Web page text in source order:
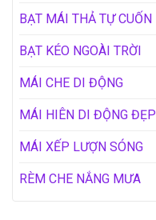
BẠT MÁI THẢ TỰ CUỐN
BẠT KÉO NGOÀI TRỜI
MÁI CHE DI ĐỘNG
MÁI HIÊN DI ĐỘNG ĐẸP
MÁI XẾP LƯỢN SÓNG
RÈM CHE NẮNG MƯA